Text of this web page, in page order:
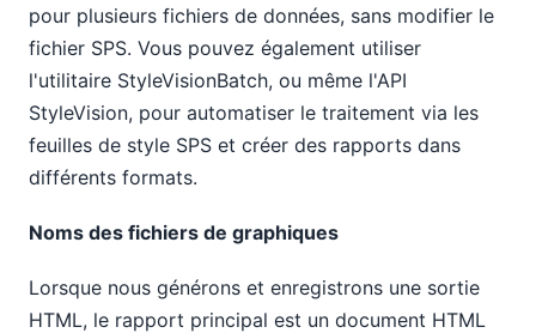
pour plusieurs fichiers de données, sans modifier le
fichier SPS. Vous pouvez également utiliser
l'utilitaire StyleVisionBatch, ou même l'API
StyleVision, pour automatiser le traitement via les
feuilles de style SPS et créer des rapports dans
différents formats.
Noms des fichiers de graphiques
Lorsque nous générons et enregistrons une sortie
HTML, le rapport principal est un document HTML